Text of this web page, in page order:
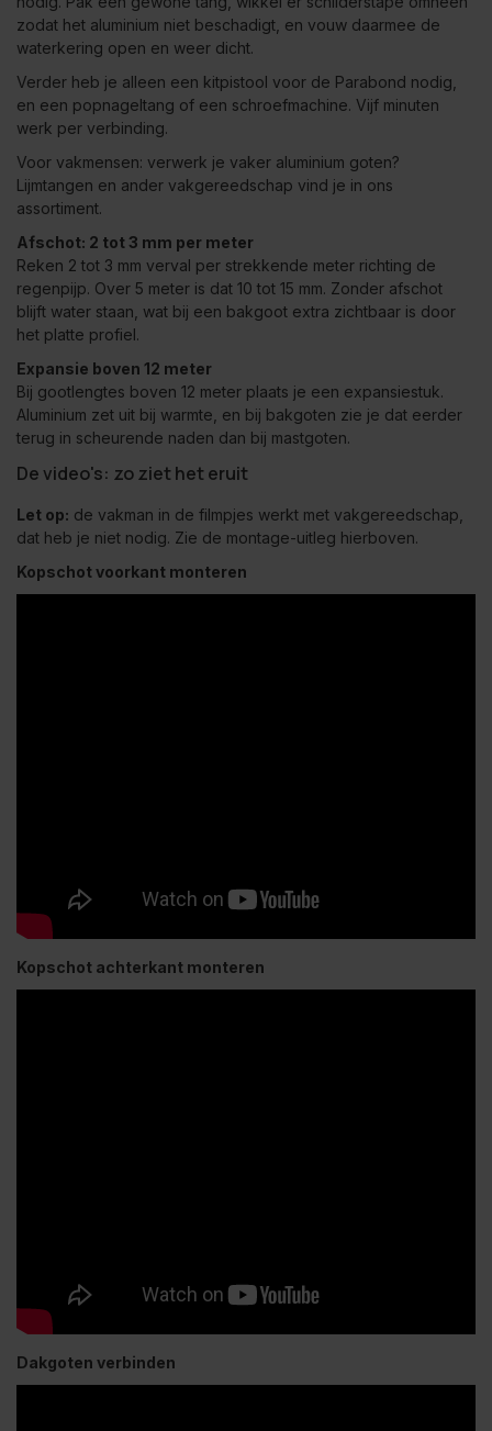
zodat het aluminium niet beschadigt, en vouw daarmee de
waterkering open en weer dicht.
Verder heb je alleen een kitpistool voor de Parabond nodig,
en een popnageltang of een schroefmachine. Vijf minuten
werk per verbinding.
Voor vakmensen: verwerk je vaker aluminium goten?
Lijmtangen en ander vakgereedschap vind je in ons
assortiment.
Afschot: 2 tot 3 mm per meter
Reken 2 tot 3 mm verval per strekkende meter richting de
regenpijp. Over 5 meter is dat 10 tot 15 mm. Zonder afschot
blijft water staan, wat bij een bakgoot extra zichtbaar is door
het platte profiel.
Expansie boven 12 meter
Bij gootlengtes boven 12 meter plaats je een expansiestuk.
Aluminium zet uit bij warmte, en bij bakgoten zie je dat eerder
terug in scheurende naden dan bij mastgoten.
De video's: zo ziet het eruit
Let op: de vakman in de filmpjes werkt met vakgereedschap,
dat heb je niet nodig. Zie de montage-uitleg hierboven.
Kopschot voorkant monteren
Kopschot achterkant monteren
Dakgoten verbinden